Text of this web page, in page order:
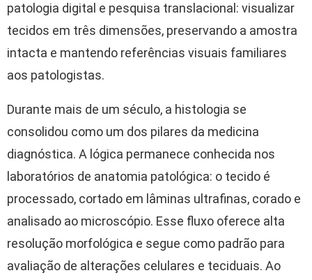
patologia digital e pesquisa translacional: visualizar
tecidos em três dimensões, preservando a amostra
intacta e mantendo referências visuais familiares
aos patologistas.
Durante mais de um século, a histologia se
consolidou como um dos pilares da medicina
diagnóstica. A lógica permanece conhecida nos
laboratórios de anatomia patológica: o tecido é
processado, cortado em lâminas ultrafinas, corado e
analisado ao microscópio. Esse fluxo oferece alta
resolução morfológica e segue como padrão para
avaliação de alterações celulares e teciduais. Ao